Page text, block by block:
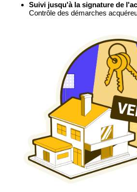
Suivi jusqu'à la signature de
Contrôle des démarches